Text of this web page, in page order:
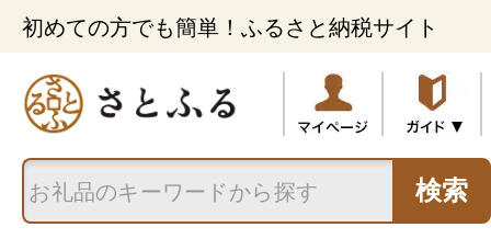
初めての方でも簡単！ふるさと納税サイト
検索